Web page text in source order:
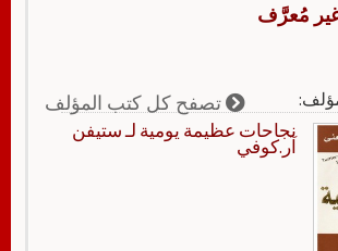
مُعرَّف
تصفح كل كتب المؤلف
نجاحات عظيمة يومية لـ ستيفن
آر.كوفي